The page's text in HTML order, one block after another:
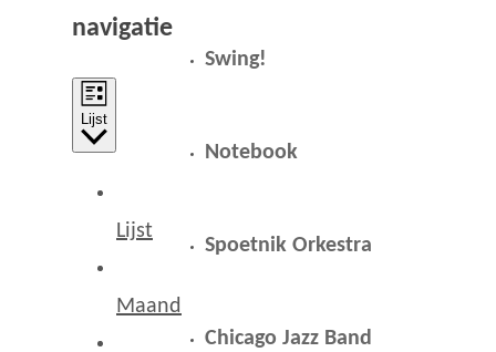
navigatie
Lijst
Lijst
Maand
Swing!
Notebook
Spoetnik Orkestra
Chicago Jazz Band